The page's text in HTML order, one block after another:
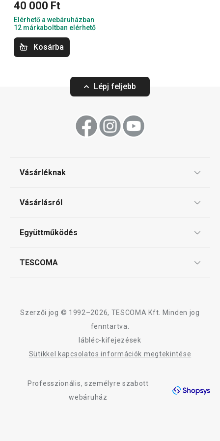
eszközeid egységes formaterve révén még
tökéletesebbé varázsold a konyhád.
Konyhai eszközök
Háztartás
Mosogatás és takarítás
40 000 Ft
Elérhető a webáruházban
12 márkaboltban elérhető
Kosárba
Lépj feljebb
Vásárléknak
Gyakori kérdések
Vásárlásról
Reklamáció és termékvisszaküldés
Együttműködés
TESCOMA
Adatkezelési Tájékoztató
Szerzői jog © 1992–2026, TESCOMA Kft. Minden jog
fenntartva.
lábléc-kifejezések
Sütikkel kapcsolatos információk megtekintése
Professzionális, személyre szabott
webáruház